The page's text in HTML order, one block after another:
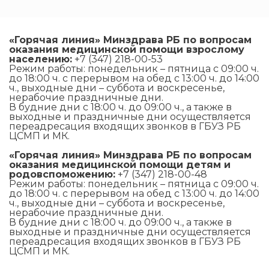
«Горячая линия» Минздрава РБ по вопросам
оказания медицинской помощи взрослому
населению: +7 (347) 218-00-53
Режим работы: понедельник – пятница с 09:00 ч.
до 18:00 ч. с перерывом на обед с 13:00 ч. до 14:00
ч., выходные дни – суббота и воскресенье,
нерабочие праздничные дни.
В будние дни с 18:00 ч. до 09:00 ч., а также в
выходные и праздничные дни осуществляется
переадресация входящих звонков в ГБУЗ РБ
ЦСМП и МК.
«Горячая линия» Минздрава РБ по вопросам
оказания медицинской помощи детям и
родовспоможению: +7 (347) 218-00-48
Режим работы: понедельник – пятница с 09:00 ч.
до 18:00 ч. с перерывом на обед с 13:00 ч. до 14:00
ч., выходные дни – суббота и воскресенье,
нерабочие праздничные дни.
В будние дни с 18:00 ч. до 09:00 ч., а также в
выходные и праздничные дни осуществляется
переадресация входящих звонков в ГБУЗ РБ
ЦСМП и МК.